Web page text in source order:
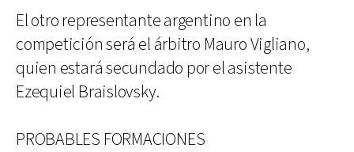
El otro representante argentino en la
competición será el árbitro Mauro Vigliano,
quien estará secundado por el asistente
Ezequiel Braislovsky.
PROBABLES FORMACIONES